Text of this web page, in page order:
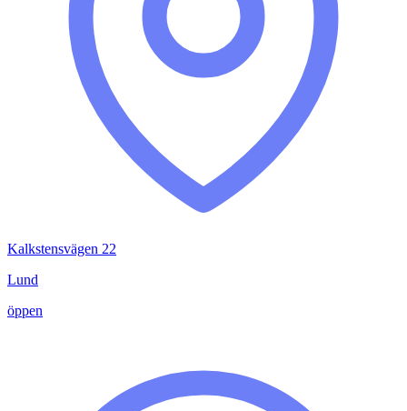
Kalkstensvägen 22
Lund
öppen